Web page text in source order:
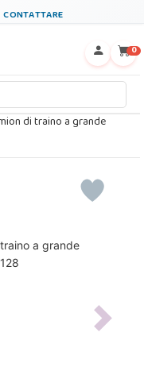
CONTATTARE
0
di traino a grande
Next